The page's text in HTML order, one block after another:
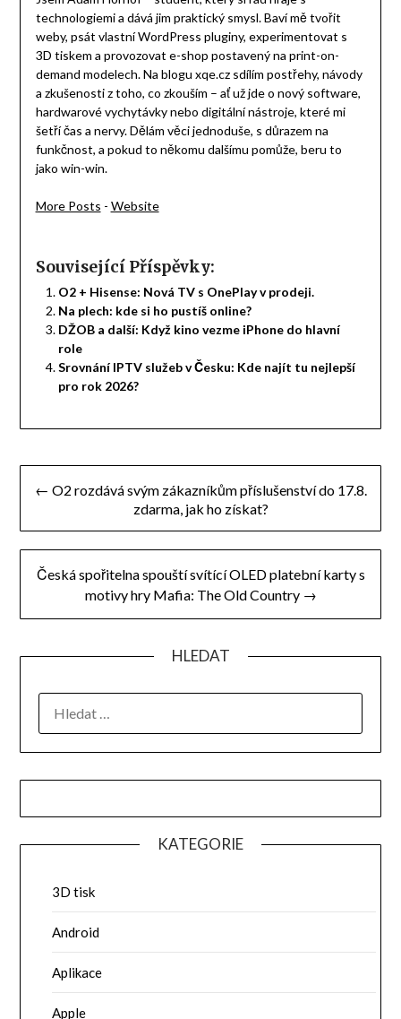
technologiemi a dává jim praktický smysl. Baví mě tvořit
weby, psát vlastní WordPress pluginy, experimentovat s
3D tiskem a provozovat e-shop postavený na print-on-
demand modelech. Na blogu xqe.cz sdílím postřehy, návody
a zkušenosti z toho, co zkouším – ať už jde o nový software,
hardwarové vychytávky nebo digitální nástroje, které mi
šetří čas a nervy. Dělám věci jednoduše, s důrazem na
funkčnost, a pokud to někomu dalšímu pomůže, beru to
jako win-win.
More Posts - Website
Související Příspěvky:
O2 + Hisense: Nová TV s OnePlay v prodeji.
Na plech: kde si ho pustíš online?
DŽOB a další: Když kino vezme iPhone do hlavní
role
Srovnání IPTV služeb v Česku: Kde najít tu nejlepší
pro rok 2026?
Navigace
příspěvek
← O2 rozdává svým zákazníkům příslušenství do 17.8.
zdarma, jak ho získat?
Česká spořitelna spouští svítící OLED platební karty s
motivy hry Mafia: The Old Country →
HLEDAT
KATEGORIE
3D tisk
Android
Aplikace
Apple